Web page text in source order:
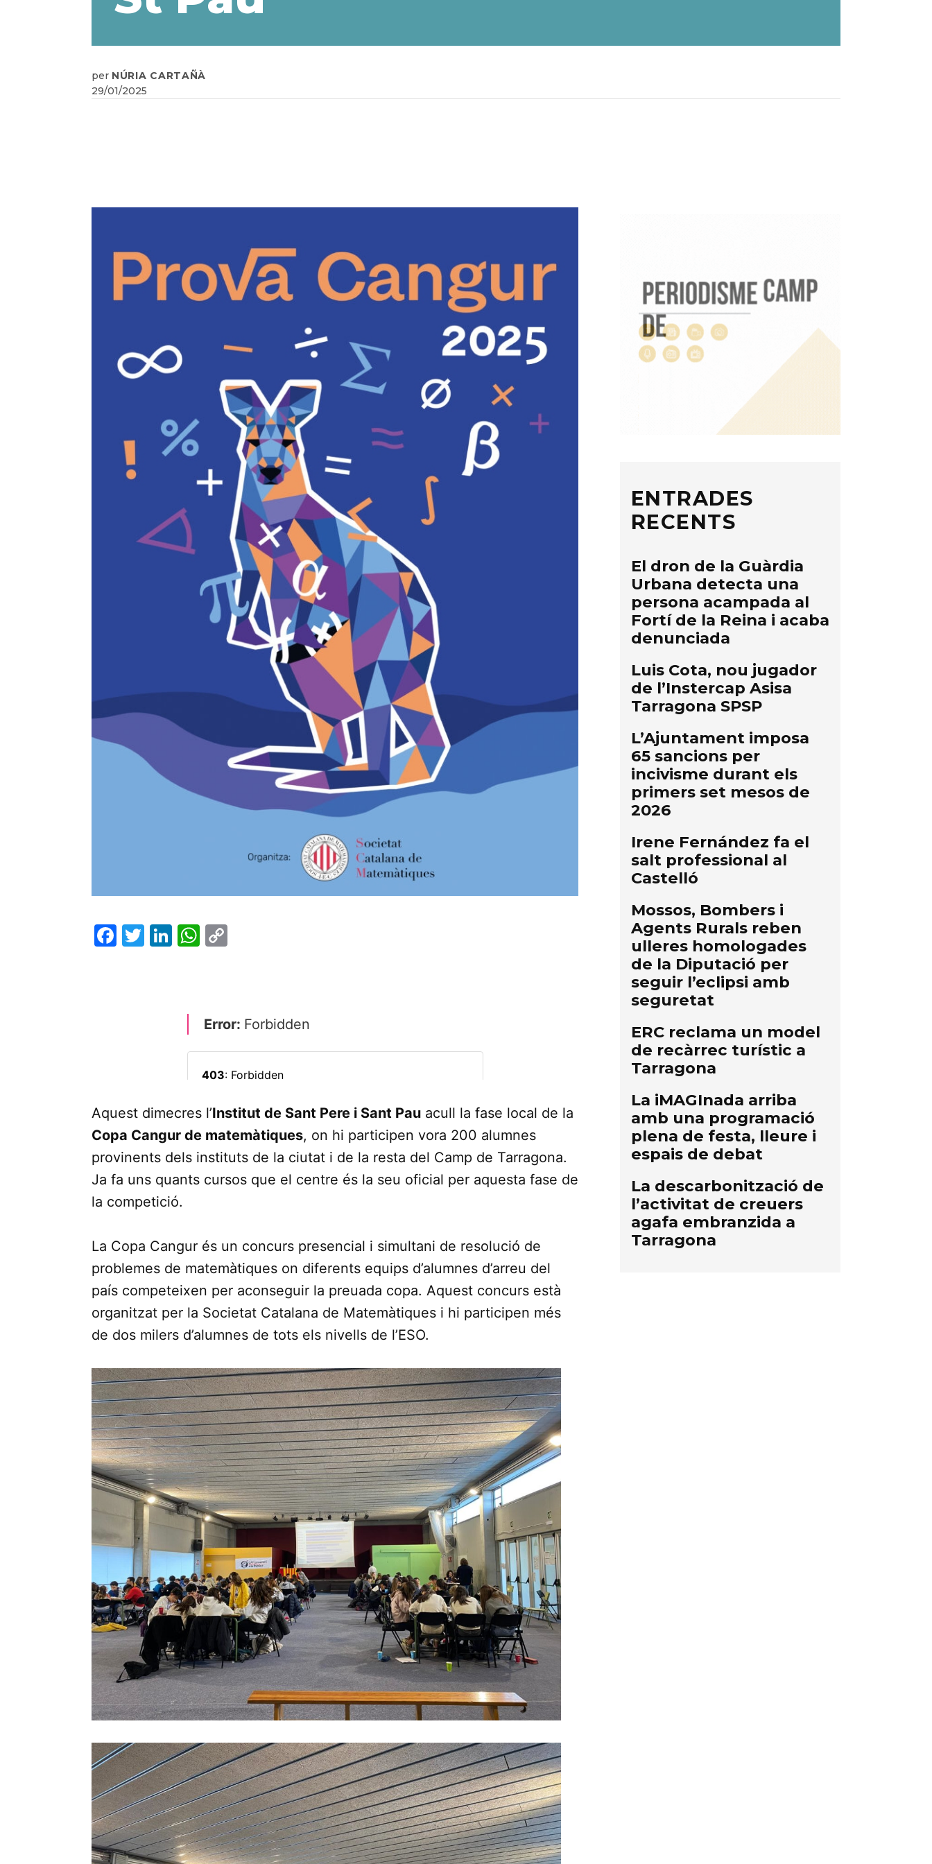
per NÚRIA CARTAÑÀ
29/01/2025
Facebook
Twitter
LinkedIn
WhatsApp
Aquest dimecres l’Institut de Sant Pere i Sant Pau acull la fase local de la
Copa Cangur de matemàtiques, on hi participen vora 200 alumnes
provinents dels instituts de la ciutat i de la resta del Camp de Tarragona.
Ja fa uns quants cursos que el centre és la seu oficial per aquesta fase de
la competició.
La Copa Cangur és un concurs presencial i simultani de resolució de
problemes de matemàtiques on diferents equips d’alumnes d’arreu del
país competeixen per aconseguir la preuada copa. Aquest concurs està
organitzat per la Societat Catalana de Matemàtiques i hi participen més
de dos milers d’alumnes de tots els nivells de l’ESO.
ENTRADES
RECENTS
El dron de la Guàrdia
Urbana detecta una
persona acampada al
Fortí de la Reina i acaba
denunciada
Luis Cota, nou jugador
de l’Instercap Asisa
Tarragona SPSP
L’Ajuntament imposa
65 sancions per
incivisme durant els
primers set mesos de
2026
Irene Fernández fa el
salt professional al
Castelló
Mossos, Bombers i
Agents Rurals reben
ulleres homologades
de la Diputació per
seguir l’eclipsi amb
seguretat
ERC reclama un model
de recàrrec turístic a
Tarragona
La iMAGInada arriba
amb una programació
plena de festa, lleure i
espais de debat
La descarbonització de
l’activitat de creuers
agafa embranzida a
Tarragona